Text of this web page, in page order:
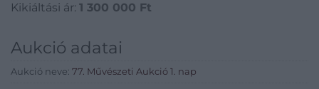
Kikiáltási ár: 1 300 000 Ft
Aukció adatai
Aukció neve: 77. Művészeti Aukció 1. nap